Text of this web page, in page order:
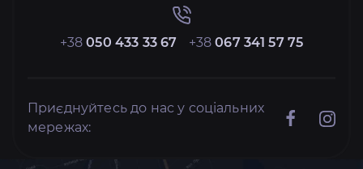
+38050 433 33 67 +38067 341 57 75
Приєднуйтесь до нас у соціальних
мережах: